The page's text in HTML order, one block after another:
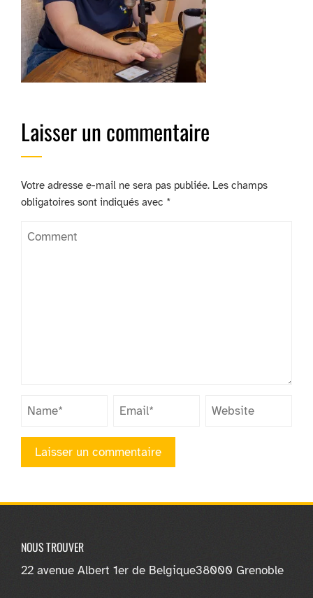
Laisser un commentaire
Votre adresse e-mail ne sera pas publiée. Les champs
obligatoires sont indiqués avec *
NOUS TROUVER
22 avenue Albert 1er de Belgique38000 Grenoble